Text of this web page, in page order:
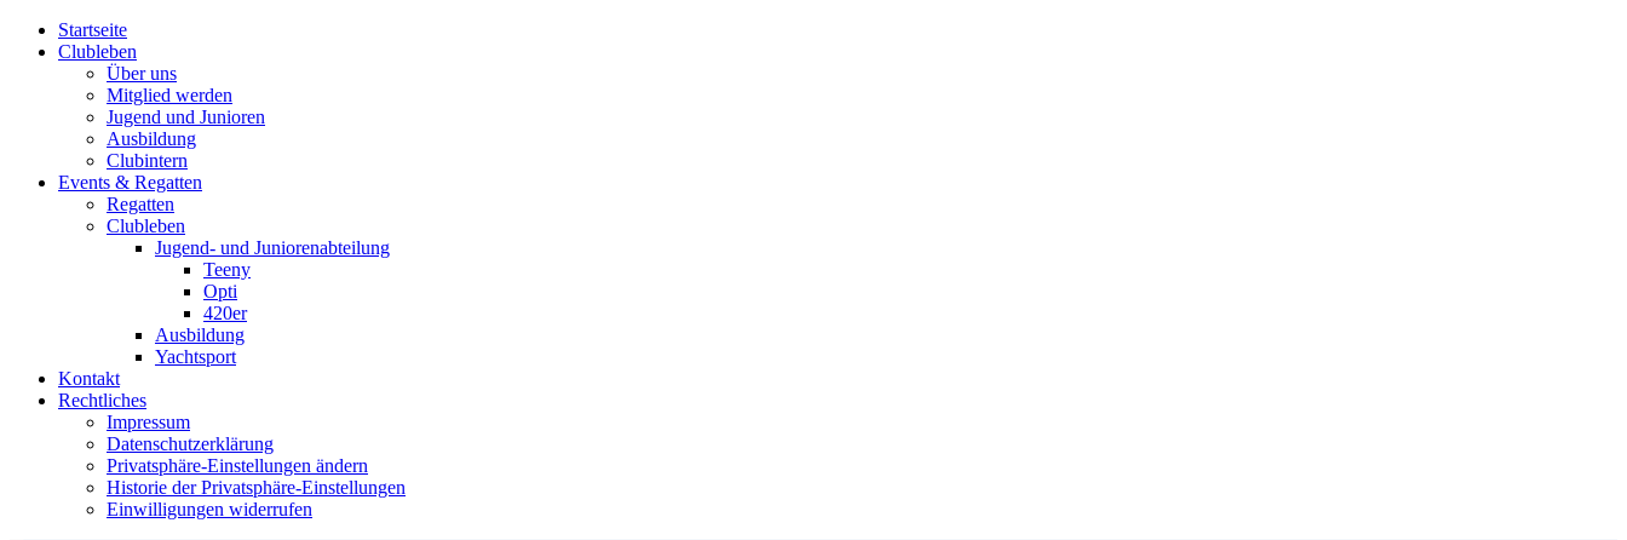
Startseite
Clubleben
Über uns
Mitglied werden
Jugend und Junioren
Ausbildung
Clubintern
Events & Regatten
Regatten
Clubleben
Jugend- und Juniorenabteilung
Teeny
Opti
420er
Ausbildung
Yachtsport
Kontakt
Rechtliches
Impressum
Datenschutzerklärung
Privatsphäre-Einstellungen ändern
Historie der Privatsphäre-Einstellungen
Einwilligungen widerrufen